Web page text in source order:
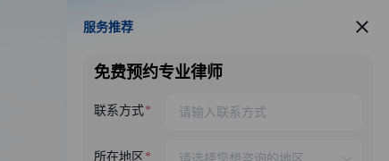
服务推荐
服务推荐
免费预约专业律师
联系方式
所在地区